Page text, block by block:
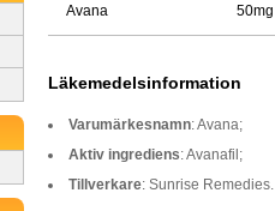
Avana 50mg
Läkemedelsinformation
Varumärkesnamn: Avana;
Aktiv ingrediens: Avanafil;
Tillverkare: Sunrise Remedies.